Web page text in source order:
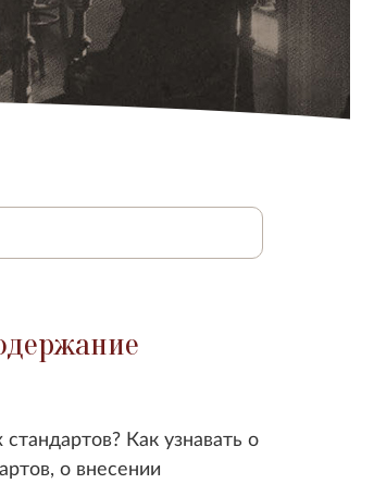
Как узнавать о
о внесении